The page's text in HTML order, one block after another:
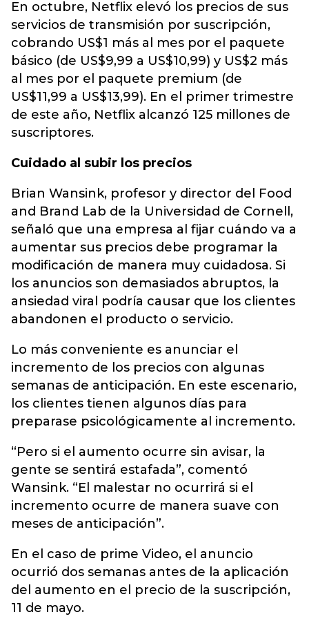
En octubre, Netflix elevó los precios de sus
servicios de transmisión por suscripción,
cobrando US$1 más al mes por el paquete
básico (de US$9,99 a US$10,99) y US$2 más
al mes por el paquete premium (de
US$11,99 a US$13,99). En el primer trimestre
de este año, Netflix alcanzó 125 millones de
suscriptores.
Cuidado al subir los precios
Brian Wansink, profesor y director del Food
and Brand Lab de la Universidad de Cornell,
señaló que una empresa al fijar cuándo va a
aumentar sus precios debe programar la
modificación de manera muy cuidadosa. Si
los anuncios son demasiados abruptos, la
ansiedad viral podría causar que los clientes
abandonen el producto o servicio.
Lo más conveniente es anunciar el
incremento de los precios con algunas
semanas de anticipación. En este escenario,
los clientes tienen algunos días para
preparase psicológicamente al incremento.
“Pero si el aumento ocurre sin avisar, la
gente se sentirá estafada”, comentó
Wansink. “El malestar no ocurrirá si el
incremento ocurre de manera suave con
meses de anticipación”.
En el caso de prime Video, el anuncio
ocurrió dos semanas antes de la aplicación
del aumento en el precio de la suscripción,
11 de mayo.